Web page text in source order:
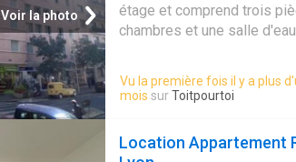
Voir la photo
étage et comprend trois
chambres et une salle
Vu la première fois il y a plus
mois surToitpourtoi
Location Appartement